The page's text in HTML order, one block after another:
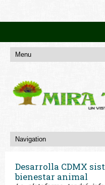
Desarrolla CDMX
bienestar animal